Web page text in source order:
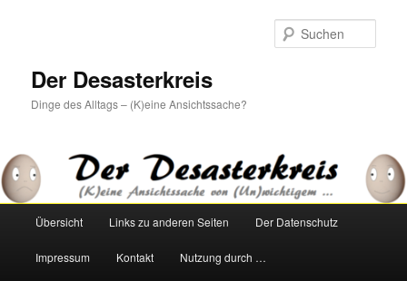
Der Desasterkreis
Dinge des Alltags – (K)eine Ansichtssache?
HauptmenüÜbersicht Links zu anderen Seiten Der Datenschutz
Impressum Kontakt Nutzung durch …